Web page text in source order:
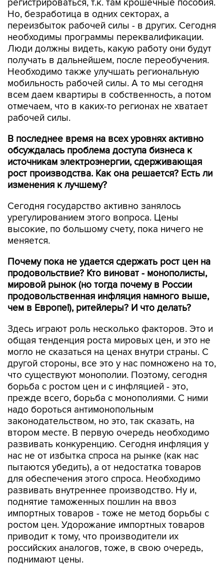
регистрироваться, т.к. там крошечные пособия.
Но, безработица в одних секторах, а
переизбыток рабочей силы - в других. Сегодня
необходимы программы переквалификации.
Люди должны видеть, какую работу они будут
получать в дальнейшем, после переобучения.
Необходимо также улучшать региональную
мобильность рабочей силы. А то мы сегодня
всем даем квартиры в собственность, а потом
отмечаем, что в каких-то регионах не хватает
рабочей силы.
В последнее время на всех уровнях активно
обсуждалась проблема доступа бизнеса к
источникам электроэнергии, сдерживающая
рост производства. Как она решается? Есть ли
изменения к лучшему?
Сегодня государство активно занялось
урегулированием этого вопроса. Цены
высокие, по большому счету, пока ничего не
меняется.
Почему пока не удается сдержать рост цен на
продовольствие? Кто виноват - монополисты,
мировой рынок (но тогда почему в России
продовольственная инфляция намного выше,
чем в Европе!), ритейлеры? И что делать?
Здесь играют роль несколько факторов. Это и
общая тенденция роста мировых цен, и это не
могло не сказаться на ценах внутри страны. С
другой стороны, все это у нас помножено на то,
что существуют монополии. Поэтому, сегодня
борьба с ростом цен и с инфляцией - это,
прежде всего, борьба с монополиями. С ними
надо бороться антимонопольным
законодательством, но это, так сказать, на
втором месте. В первую очередь необходимо
развивать конкуренцию. Сегодня инфляция у
нас не от избытка спроса на рынке (как нас
пытаются убедить), а от недостатка товаров
для обеспечения этого спроса. Необходимо
развивать внутреннее производство. Ну и,
поднятие таможенных пошлин на ввоз
импортных товаров - тоже не метод борьбы с
ростом цен. Удорожание импортных товаров
приводит к тому, что производители их
российских аналогов, тоже, в свою очередь,
поднимают цены.